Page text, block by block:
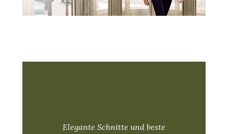
Elegante Schnitte und beste